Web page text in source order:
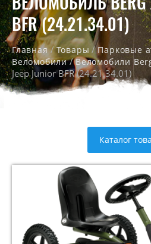
BFR (24.21.34.01)
Главная/Товары /Парковые
Веломобили/Веломобили
Jeep Junior BFR (24.21.34.01)
Каталог